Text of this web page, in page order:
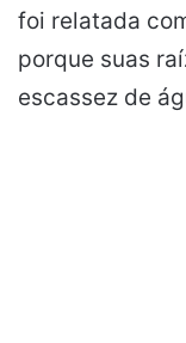
foi relatada
porque suas
escassez de